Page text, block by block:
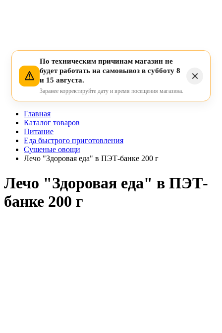
По техническим причинам магазин не
будет работать на самовывоз в субботу 8
и 15 августа.
Заранее корректируйте дату и время посещения магазина.
Главная
Каталог товаров
Питание
Еда быстрого приготовления
Сушеные овощи
Лечо "Здоровая еда" в ПЭТ-банке 200 г
Лечо "Здоровая еда" в ПЭТ-
банке 200 г